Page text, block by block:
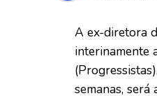
A ex-diretora
interinamente
semanas,